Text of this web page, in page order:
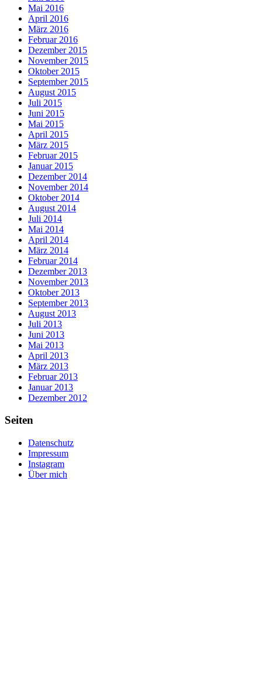
Mai 2016
April 2016
März 2016
Februar 2016
Dezember 2015
November 2015
Oktober 2015
September 2015
August 2015
Juli 2015
Juni 2015
Mai 2015
April 2015
März 2015
Februar 2015
Januar 2015
Dezember 2014
November 2014
Oktober 2014
August 2014
Juli 2014
Mai 2014
April 2014
März 2014
Februar 2014
Dezember 2013
November 2013
Oktober 2013
September 2013
August 2013
Juli 2013
Juni 2013
Mai 2013
April 2013
März 2013
Februar 2013
Januar 2013
Dezember 2012
Seiten
Datenschutz
Impressum
Instagram
Über mich